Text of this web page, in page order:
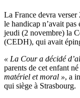
La France devra verser
le handicap n’avait pas
jeudi (2 novembre) la
(CEDH), qui avait
« La Cour a décidé
parents de cet enfant
matériel et moral », a
qui siège à Strasbourg.